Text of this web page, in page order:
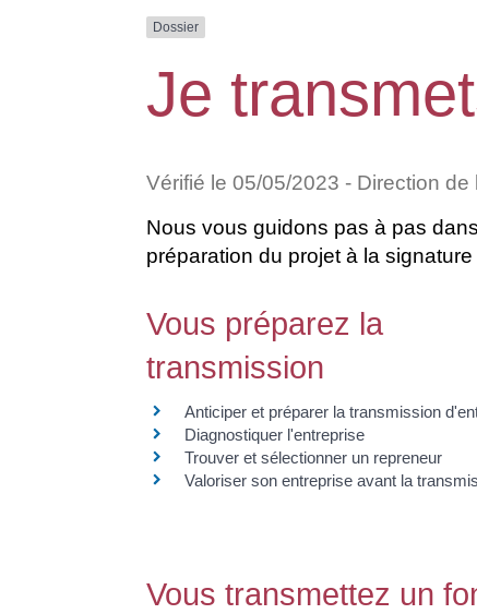
Dossier
Je
Vérifié le 05/05/2023 - Direction
Nous vous guidons pas à pas
préparation du projet à la
Vous préparez la
transmission
Anticiper et préparer la transmission
Diagnostiquer l'entreprise
Trouver et sélectionner un repreneur
Valoriser son entreprise avant la
Vous transmettez un